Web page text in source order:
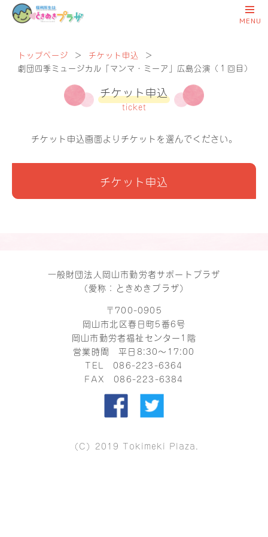
トップページ ＞ チケット申込
＞
劇団四季ミュージカル「マンマ・ミーア」広島公演（１回目）
チケット申込
ticket
チケット申込画面より チケットを選んでください。
チケット申込
一般財団法人岡山市勤労者サポートプラザ
（愛称：ときめきプラザ）
〒700-0905
岡山市北区春日町5番6号
岡山市勤労者福祉センター1階
営業時間 平日8:30～17:00
TEL086-223-6364
FAX 086-223-6384
（C）2019 Tokimeki Plaza.